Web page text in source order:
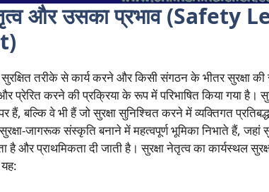
और उसका प्रभाव
सुरक्षित तरीके से कार्य करने और किसी संगठन के भीतर सुरक्षा
प्रेरित करने की प्रक्रिया के रूप में परिभाषित किया गया है।
हैं, बल्कि वे भी हैं जो सुरक्षा सुनिश्चित करने में व्यक्तिगत
जागरूक संस्कृति बनाने में महत्वपूर्ण भूमिका निभाते हैं, जहां
है और प्राथमिकता दी जाती है। सुरक्षा नेतृत्व का कार्यस्थल